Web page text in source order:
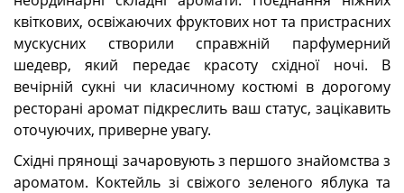
квіткових, освіжаючих фруктових нот та пристрасних
мускусних створили справжній парфумерний
шедевр, який передає красоту східної ночі. В
вечірній сукні чи класичному костюмі в дорогому
ресторані аромат підкреслить ваш статус, зацікавить
оточуючих, приверне увагу.
Східні прянощі зачаровують з першого знайомства з
ароматом. Коктейль зі свіжого зеленого яблука та